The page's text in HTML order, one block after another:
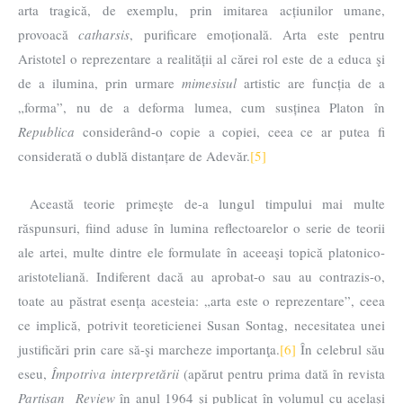
arta tragică, de exemplu, prin imitarea acțiunilor umane,
provoacăcatharsis, purificare emoțională. Arta este pentru
Aristotel o reprezentare a realității al cărei rol este de a educa şi
de a ilumina, prin urmare mimesisul artistic are funcția de a
„forma”, nu de a deforma lumea, cum susținea Platon în
Republica considerând-o copie a copiei, ceea ce ar putea fi
considerată o dublă distanțare de Adevăr.[5]
Această teorie primeşte de-a lungul timpului mai multe
răspunsuri, fiind aduse în lumina reflectoarelor o serie de teorii
ale artei, multe dintre ele formulate în aceeaşi topică platonico-
aristoteliană. Indiferent dacă au aprobat-o sau au contrazis-o,
toate au păstrat esența acesteia: „arta este o reprezentare”, ceea
ce implică, potrivit teoreticienei Susan Sontag, necesitatea unei
justificări prin care să-şi marcheze importanţa.[6] În celebrul său
eseu, Împotriva interpretării (apărut pentru prima dată în revista
Partisan Reviewîn anul 1964 şi publicat în volumul cu acelaşi